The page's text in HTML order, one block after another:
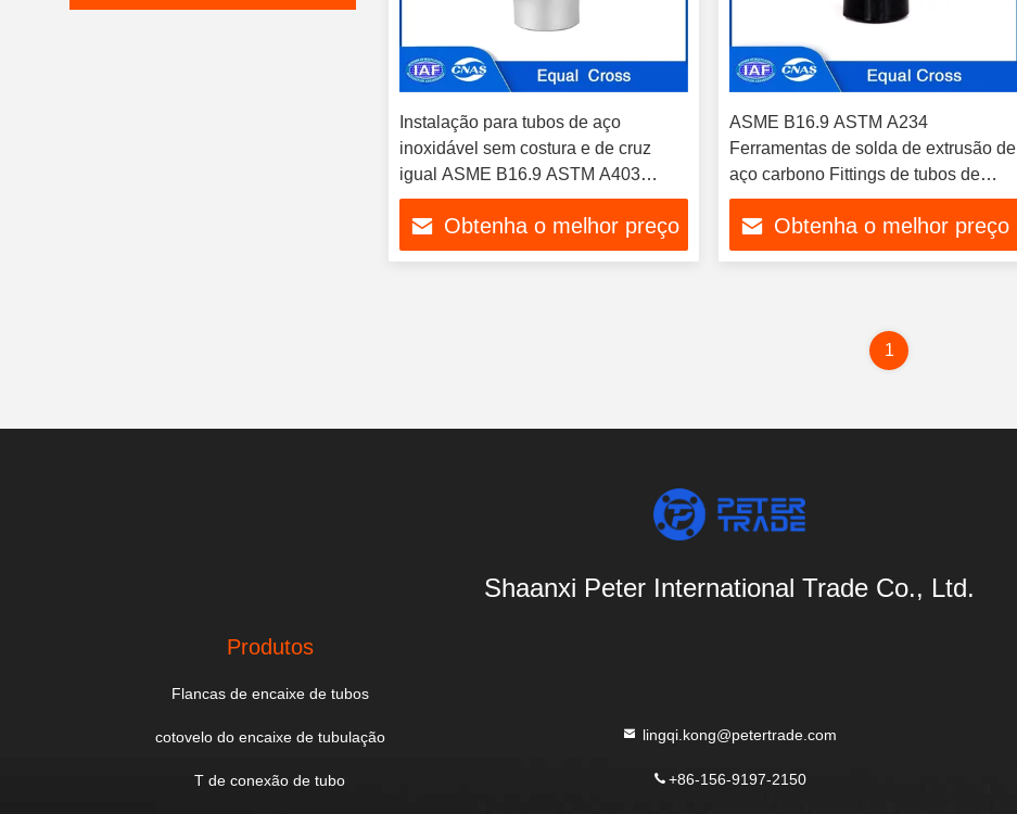
Instalação para tubos de aço
inoxidável sem costura e de cruz
igual ASME B16.9 ASTM A403
WP316/316L WP304/304L Para
soluções de tubulação
Obtenha o melhor preço
ASME B16.9 ASTM A234
Ferramentas de solda de extrusão de
aço carbono Fittings de tubos de
encaixe de cruz igual 1/2 NPS A 48
NPS
Obtenha o melhor preço
1
Shaanxi Peter International Trade Co., Ltd.
Produtos
Flancas de encaixe de tubos
cotovelo do encaixe de tubulação
T de conexão de tubo
lingqi.kong@petertrade.com
+86-156-9197-2150